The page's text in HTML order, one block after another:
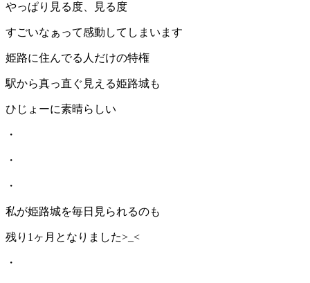
やっぱり見る度、見る度
すごいなぁって感動してしまいます
姫路に住んでる人だけの特権
駅から真っ直ぐ見える姫路城も
ひじょーに素晴らしい
・
・
・
私が姫路城を毎日見られるのも
残り1ヶ月となりました>_<
・